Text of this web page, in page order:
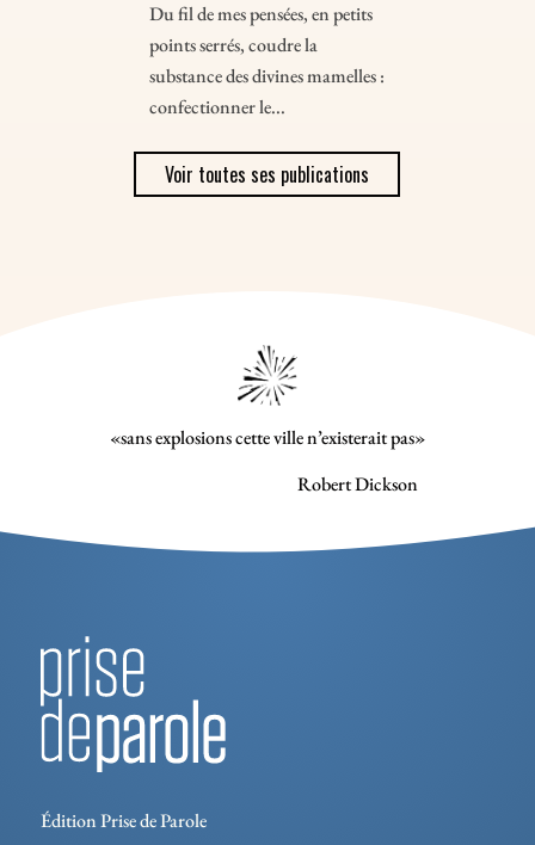
Du fil de mes pensées, en petits
points serrés, coudre la
substance des divines mamelles :
confectionner le...
Voir toutes ses publications
«sans explosions cette ville n’existerait pas»
Robert Dickson
Édition Prise de Parole